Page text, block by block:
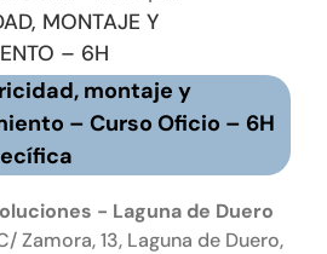
MONTAJE Y
– 6H
montaje y
– Curso Oficio – 6H
- Laguna de Duero
Zamora, 13, Laguna de Duero,